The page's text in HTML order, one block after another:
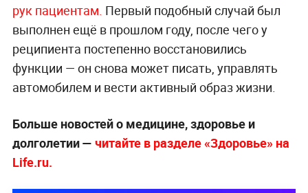
рук пациентам. Первый подобный случай был
выполнен ещё в прошлом году, после чего у
реципиента постепенно восстановились
функции — он снова может писать, управлять
автомобилем и вести активный образ жизни.
Больше новостей о медицине, здоровье и
долголетии — читайте в разделе «Здоровье» на
Life.ru.